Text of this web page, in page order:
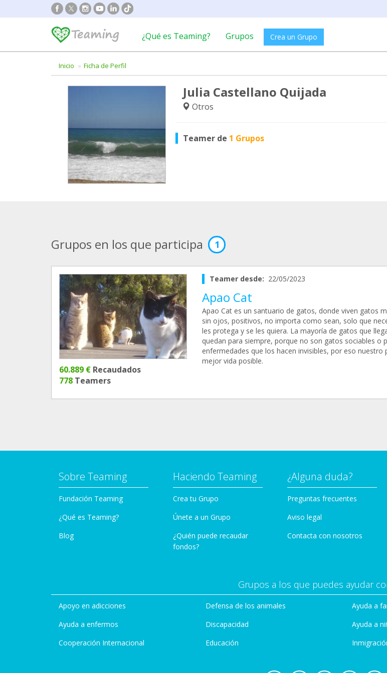
¿Qué es Teaming? Grupos Crea un Grupo
Inicio Ficha de Perfil
Julia Castellano Quijada
Otros
Teamer de 1 Grupos
Grupos en los que participa 1
60.889 € Recaudados
778 Teamers
Teamer desde: 22/05/2023
Apao Cat
Apao Cat es un santuario de gatos, donde viven gatos
sin ojos, positivos, no importa como sean, solo que
les protega y se les quiera. La mayoría de gatos que
quedan para siempre, porque no son gatos sociables o
enfermedades que los hacen invisibles, por eso nuestro
mejor vida posible.
Sobre Teaming
Fundación Teaming
¿Qué es Teaming?
Blog
Haciendo Teaming
Crea tu Grupo
Únete a un Grupo
¿Quién puede recaudar
fondos?
¿Alguna duda?
Preguntas frecuentes
Aviso legal
Contacta con nosotros
Grupos a los que puedes ayudar
Apoyo en adicciones
Ayuda a enfermos
Cooperación Internacional
Defensa de los animales
Discapacidad
Educación
Ayuda a
Ayuda a